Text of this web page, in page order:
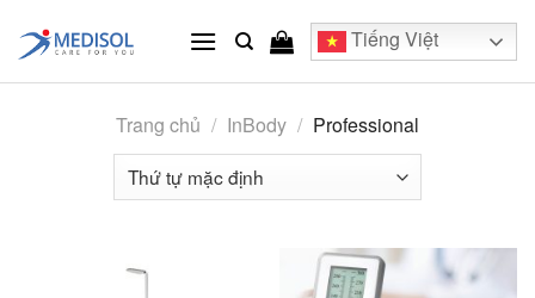
content
Tiếng Việt
Trang chủ / InBody / Professional